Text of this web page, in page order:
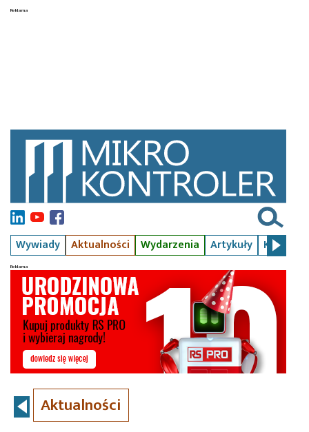
Wywiady Aktualności Wydarzenia Artykuły Kursy
Aktualności